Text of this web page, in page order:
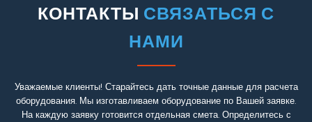
КОНТАКТЫ СВЯЗАТЬСЯ С
НАМИ
Уважаемые клиенты! Старайтесь дать точные данные для расчета
оборудования. Мы изготавливаем оборудование по Вашей заявке.
На каждую заявку готовится отдельная смета. Определитесь с